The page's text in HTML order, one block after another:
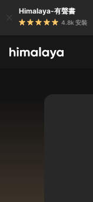
Himalaya-有聲書
4.8k 安裝